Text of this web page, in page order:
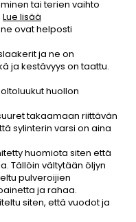
tai terien vaihto
Lue lisää
ovat helposti
ja ne on
ja kestävyys on taattu.
huollon
takaamaan riittävän
sylinterin varsi on aina
huomiota siten että
Tällöin vältytään öljyn
pulveroijien
ja rahaa.
siten, että vuodot ja